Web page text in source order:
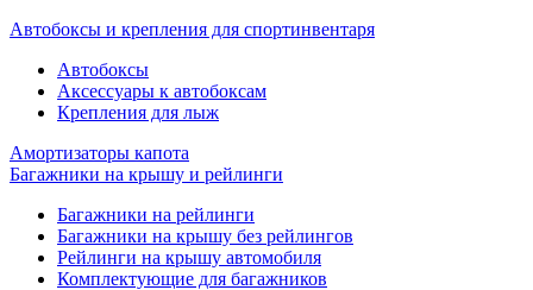
Автобоксы и крепления для спортинвентаря
Автобоксы
Аксессуары к автобоксам
Крепления для лыж
Амортизаторы капота
Багажники на крышу и рейлинги
Багажники на рейлинги
Багажники на крышу без рейлингов
Рейлинги на крышу автомобиля
Комплектующие для багажников